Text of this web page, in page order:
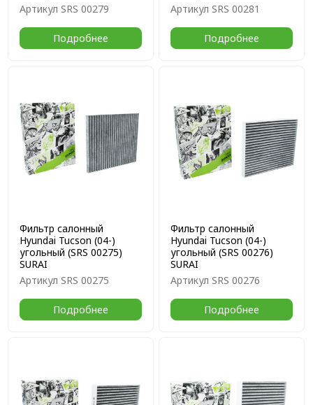
Артикул SRS 00279
Подробнее
Артикул SRS 00281
Подробнее
Фильтр салонный
Hyundai Tucson (04-)
угольный (SRS 00275)
SURAI
Артикул SRS 00275
Подробнее
Фильтр салонный
Hyundai Tucson (04-)
угольный (SRS 00276)
SURAI
Артикул SRS 00276
Подробнее